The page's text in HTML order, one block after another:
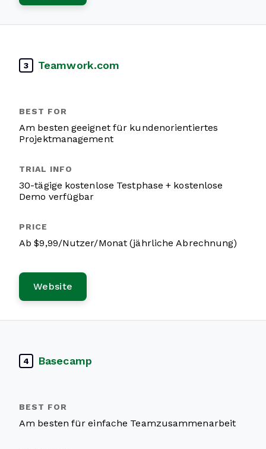
3 Teamwork.com
Am besten geeignet für kundenorientiertes
Projektmanagement
30-tägige kostenlose Testphase + kostenlose
Demo verfügbar
Ab $9,99/Nutzer/Monat (jährliche Abrechnung)
Website
4 Basecamp
Am besten für einfache Teamzusammenarbeit